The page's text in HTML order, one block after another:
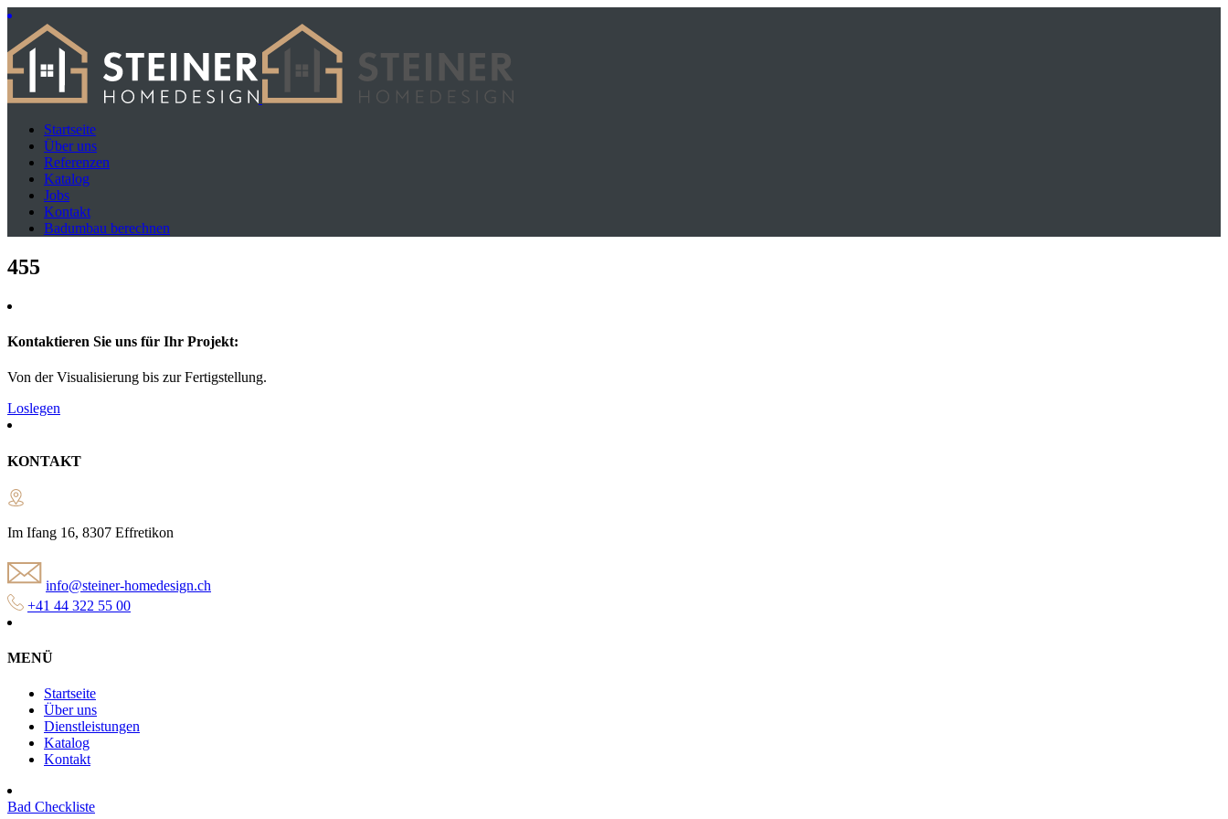
Startseite
Über uns
Referenzen
Katalog
Jobs
Kontakt
Badumbau berechnen
455
Kontaktieren Sie uns für Ihr Projekt:
Von der Visualisierung bis zur Fertigstellung.
Loslegen
KONTAKT
Im Ifang 16, 8307 Effretikon
info@steiner-homedesign.ch
+41 44 322 55 00
MENÜ
Startseite
Über uns
Dienstleistungen
Katalog
Kontakt
Bad Checkliste